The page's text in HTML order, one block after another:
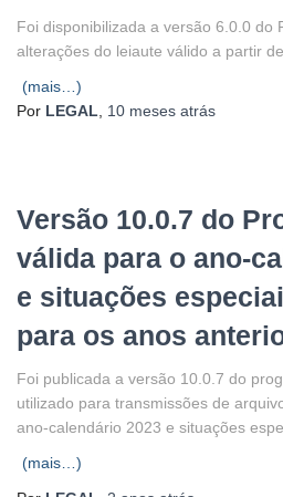
Foi disponibilizada a versão 6.0.0 do
alterações do leiaute válido a partir
(mais…)
Por LEGAL 10 meses atrás
Versão 10.0.7 do
válida para o ano-
e situações
para os anos
Foi publicada a versão 10.0.7 do
utilizado para transmissões de
ano-calendário 2023 e situações
(mais…)